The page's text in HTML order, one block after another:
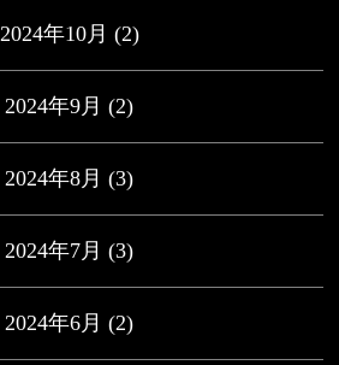
2024年10月 (2)
2024年9月 (2)
2024年8月 (3)
2024年7月 (3)
2024年6月 (2)